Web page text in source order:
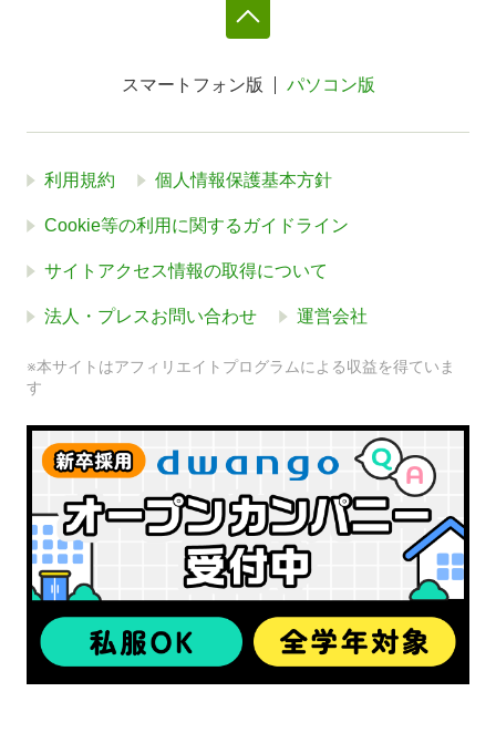
スマートフォン版 パソコン版
利用規約 個人情報保護基本方針
Cookie等の利用に関するガイドライン
サイトアクセス情報の取得について
法人・プレスお問い合わせ 運営会社
※本サイトはアフィリエイトプログラムによる収益を得ていま
す